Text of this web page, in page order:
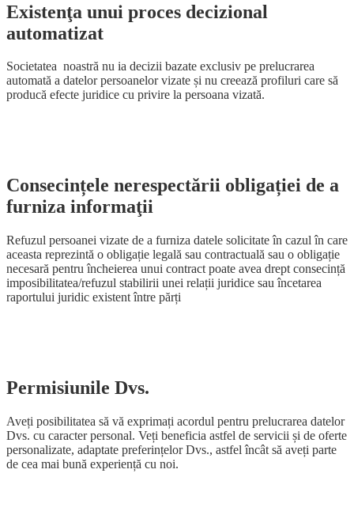
Existenţa unui proces decizional
automatizat
Societatea noastră nu ia decizii bazate exclusiv pe prelucrarea
automată a datelor persoanelor vizate și nu creează profiluri care să
producă efecte juridice cu privire la persoana vizată.
Consecințele nerespectării obligației de a
furniza informaţii
Refuzul persoanei vizate de a furniza datele solicitate în cazul în care
aceasta reprezintă o obligație legală sau contractuală sau o obligație
necesară pentru încheierea unui contract poate avea drept consecință
imposibilitatea/refuzul stabilirii unei relații juridice sau încetarea
raportului juridic existent între părți
Permisiunile Dvs.
Aveți posibilitatea să vă exprimați acordul pentru prelucrarea datelor
Dvs. cu caracter personal. Veți beneficia astfel de servicii și de oferte
personalizate, adaptate preferințelor Dvs., astfel încât să aveți parte
de cea mai bună experiență cu noi.